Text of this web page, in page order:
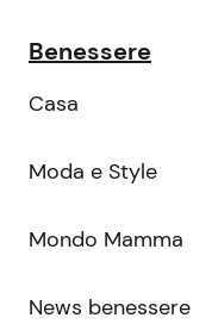
Benessere
Casa
Moda e Style
Mondo Mamma
News benessere